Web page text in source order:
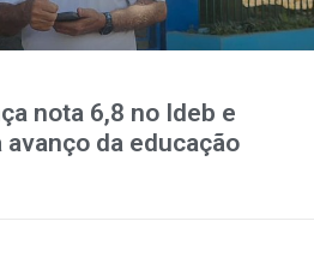
nota 6,8 no Ideb e
da educação